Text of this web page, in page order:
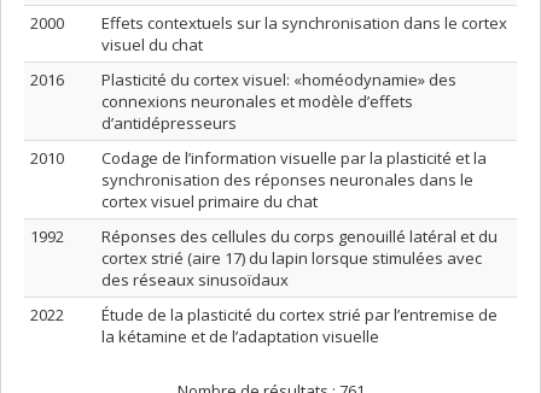
2000
Effets contextuels sur la synchronisation dans le cortex
visuel du chat
2016
Plasticité du cortex visuel: «homéodynamie» des
connexions neuronales et modèle d’effets
d’antidépresseurs
2010
Codage de l’information visuelle par la plasticité et la
synchronisation des réponses neuronales dans le
cortex visuel primaire du chat
1992
Réponses des cellules du corps genouillé latéral et du
cortex strié (aire 17) du lapin lorsque stimulées avec
des réseaux sinusoïdaux
2022
Étude de la plasticité du cortex strié par l’entremise de
la kétamine et de l’adaptation visuelle